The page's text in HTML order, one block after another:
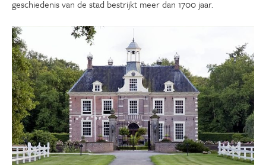
geschiedenis van de stad bestrijkt meer dan 1700 jaar.